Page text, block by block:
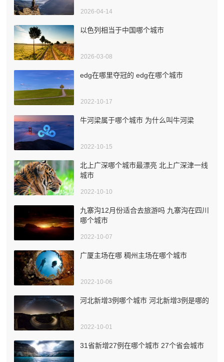
2026-04-14
以色列相当于中国哪个城市
2026-03-08
edg在哪里夺冠的 edg在哪个城市
2022-10-17
牛河梁属于哪个城市 为什么叫牛河梁
2022-10-15
北上广深哪个城市最漂亮 北上广深津一线
城市
2022-10-10
九寨沟12月份适合去旅游吗 九寨沟在四川
哪个城市
2022-10-07
广厦主场在哪 稠州主场在哪个城市
2022-10-06
河北新增3例哪个城市 河北新增3例是哪的
2022-10-01
31省新增27例在哪个城市 27个省会城市